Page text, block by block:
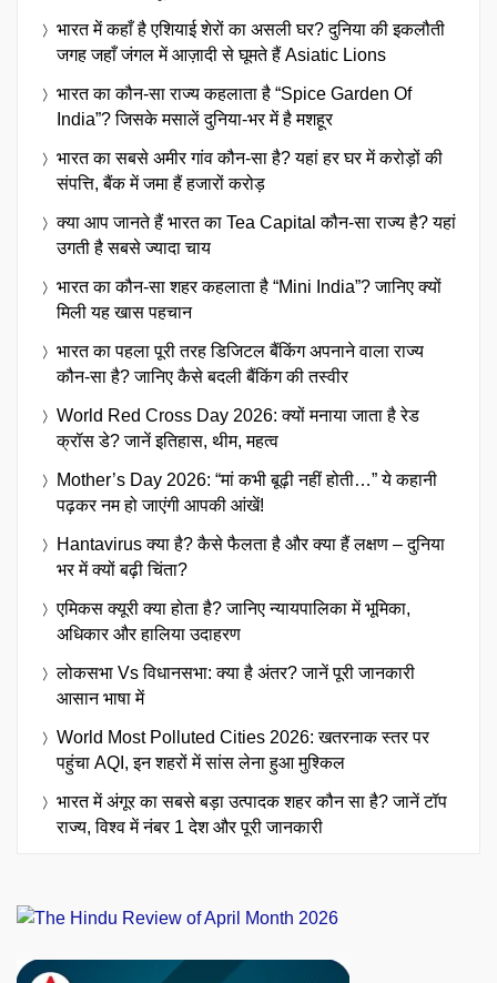
भारत में कहाँ है एशियाई शेरों का असली घर? दुनिया की इकलौती
जगह जहाँ जंगल में आज़ादी से घूमते हैं Asiatic Lions
भारत का कौन-सा राज्य कहलाता है “Spice Garden Of
India”? जिसके मसालें दुनिया-भर में है मशहूर
भारत का सबसे अमीर गांव कौन-सा है? यहां हर घर में करोड़ों की
संपत्ति, बैंक में जमा हैं हजारों करोड़
क्या आप जानते हैं भारत का Tea Capital कौन-सा राज्य है? यहां
उगती है सबसे ज्यादा चाय
भारत का कौन-सा शहर कहलाता है “Mini India”? जानिए क्यों
मिली यह खास पहचान
भारत का पहला पूरी तरह डिजिटल बैंकिंग अपनाने वाला राज्य
कौन-सा है? जानिए कैसे बदली बैंकिंग की तस्वीर
World Red Cross Day 2026: क्यों मनाया जाता है रेड
क्रॉस डे? जानें इतिहास, थीम, महत्व
Mother’s Day 2026: “मां कभी बूढ़ी नहीं होती…” ये कहानी
पढ़कर नम हो जाएंगी आपकी आंखें!
Hantavirus क्या है? कैसे फैलता है और क्या हैं लक्षण – दुनिया
भर में क्यों बढ़ी चिंता?
एमिकस क्यूरी क्या होता है? जानिए न्यायपालिका में भूमिका,
अधिकार और हालिया उदाहरण
लोकसभा Vs विधानसभा: क्या है अंतर? जानें पूरी जानकारी
आसान भाषा में
World Most Polluted Cities 2026: खतरनाक स्तर पर
पहुंचा AQI, इन शहरों में सांस लेना हुआ मुश्किल
भारत में अंगूर का सबसे बड़ा उत्पादक शहर कौन सा है? जानें टॉप
राज्य, विश्व में नंबर 1 देश और पूरी जानकारी